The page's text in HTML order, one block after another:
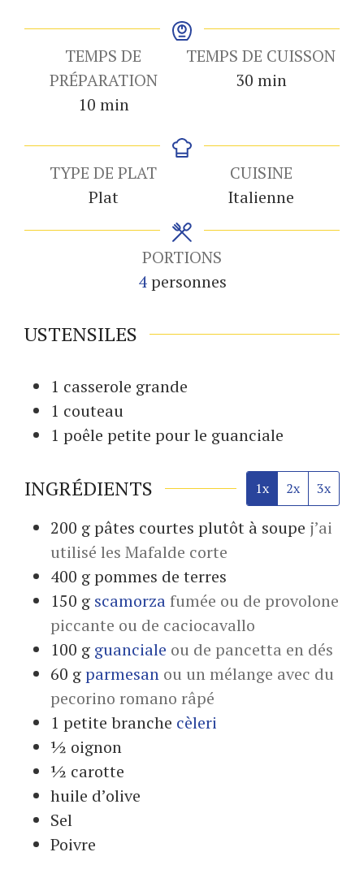
TEMPS DE
PRÉPARATION
10minutes
min
TEMPS DE CUISSON
30minutes
min
TYPE DE PLAT
Plat
CUISINE
Italienne
PORTIONS
4 personnes
USTENSILES
1 casserole grande
1 couteau
1 poêle petite pour le guanciale
INGRÉDIENTS 1x 2x 3x
200 gpâtes courtes plutôt à soupe j’ai
utilisé les Mafalde corte
400 gpommes de terres
150 g scamorzafumée ou de provolone
piccante ou de caciocavallo
100 g guanciale ou de pancetta en dés
60 gparmesan ou un mélange avec du
pecorino romano râpé
1 petite branche cèleri
½ oignon
½ carotte
huile d’olive
Sel
Poivre